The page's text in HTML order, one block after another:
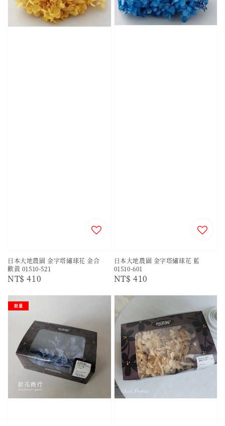
日本大地農園 金字塔繡球花 金合
歡黃 01510-521
Regular
NT$ 410
日本大地農園 金字塔繡球花 藍
01510-601
Regular
NT$ 410
限量